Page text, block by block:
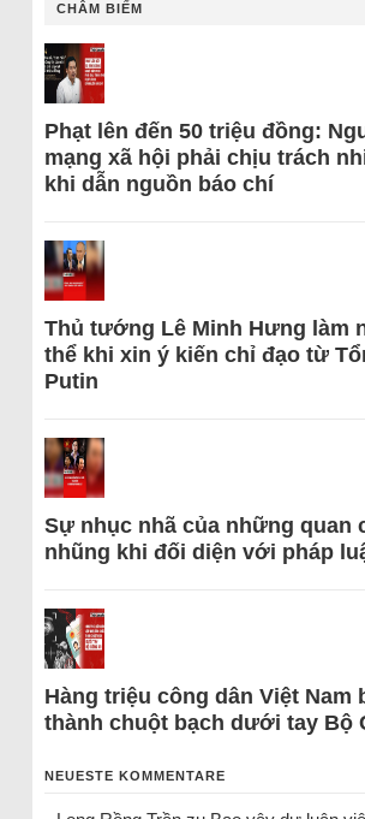
CHÂM BIẾM
Phạt lên đến 50 triệu đồng:
mạng xã hội phải chịu trách
khi dẫn nguồn báo chí
Thủ tướng Lê Minh Hưng làm
thể khi xin ý kiến chỉ đạo từ
Putin
Sự nhục nhã của những quan
nhũng khi đối diện với pháp
Hàng triệu công dân Việt Nam
thành chuột bạch dưới tay Bộ
NEUESTE KOMMENTARE